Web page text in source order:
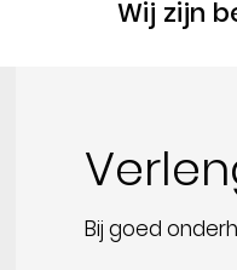
Wij zijn
Bij goed